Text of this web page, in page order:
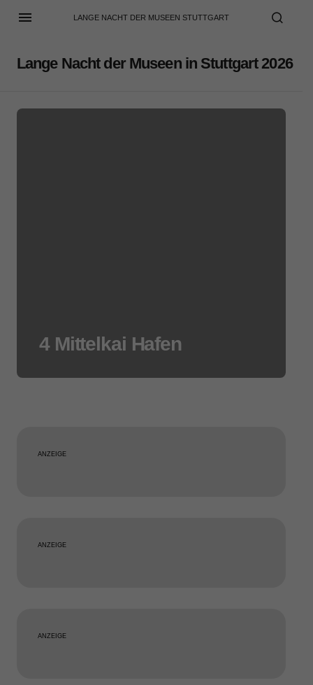
LANGE NACHT DER MUSEEN STUTTGART
Lange Nacht der Museen in Stuttgart 2026
4 Mittelkai Hafen
ANZEIGE
ANZEIGE
ANZEIGE